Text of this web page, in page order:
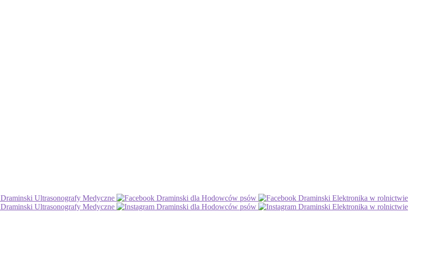
Draminski Ultrasonografy Medyczne Draminski dla Hodowców psów
Draminski Elektronika w rolnictwie
Draminski Ultrasonografy Medyczne Draminski dla Hodowców psów
Draminski Elektronika w rolnictwie